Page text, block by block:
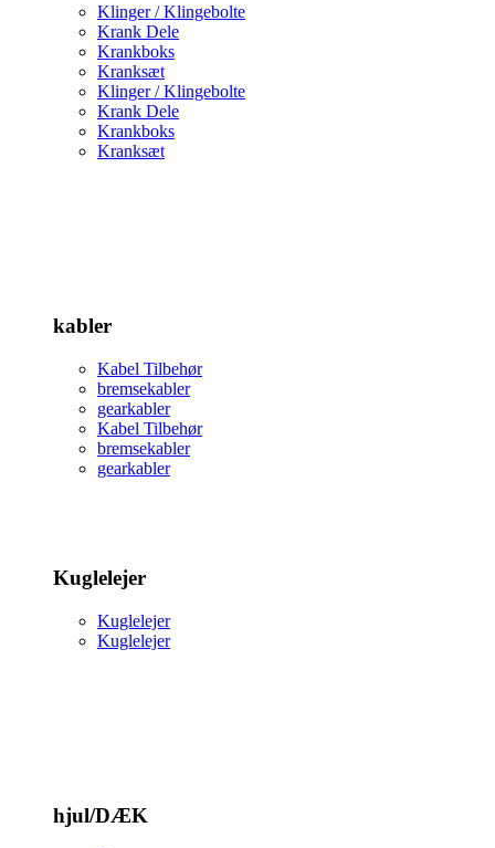
Klinger / Klingebolte
Krank Dele
Krankboks
Kranksæt
Klinger / Klingebolte
Krank Dele
Krankboks
Kranksæt
kabler
Kabel Tilbehør
bremsekabler
gearkabler
Kabel Tilbehør
bremsekabler
gearkabler
Kuglelejer
Kuglelejer
Kuglelejer
hjul/DÆK